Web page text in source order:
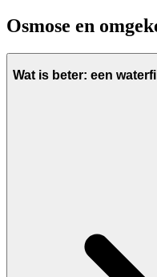
Osmose en
Wat is beter: een